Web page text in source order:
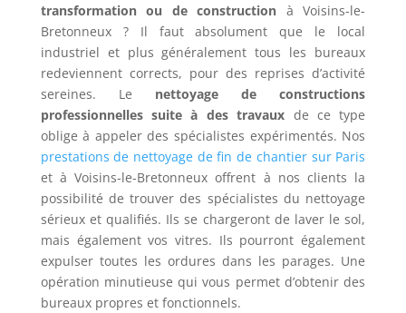
transformation ou de construction à Voisins-le-
Bretonneux ? Il faut absolument que le local
industriel et plus généralement tous les bureaux
redeviennent corrects, pour des reprises d’activité
sereines. Le nettoyage de constructions
professionnelles suite à des travaux de ce type
oblige à appeler des spécialistes expérimentés. Nos
prestations de nettoyage de fin de chantier sur Paris
et à Voisins-le-Bretonneux offrent à nos clients la
possibilité de trouver des spécialistes du nettoyage
sérieux et qualifiés. Ils se chargeront de laver le sol,
mais également vos vitres. Ils pourront également
expulser toutes les ordures dans les parages. Une
opération minutieuse qui vous permet d’obtenir des
bureaux propres et fonctionnels.